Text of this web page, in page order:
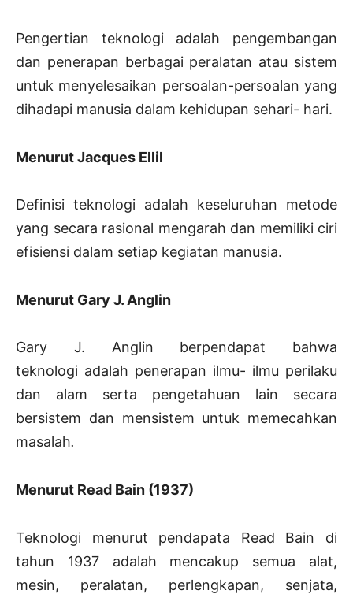
Pengertian teknologi adalah pengembangan
dan penerapan berbagai peralatan atau sistem
untuk menyelesaikan persoalan-persoalan yang
dihadapi manusia dalam kehidupan sehari- hari.
Menurut Jacques Ellil
Definisi teknologi adalah keseluruhan metode
yang secara rasional mengarah dan memiliki ciri
efisiensi dalam setiap kegiatan manusia.
Menurut Gary J. Anglin
Gary J. Anglin berpendapat bahwa
teknologi adalah penerapan ilmu- ilmu perilaku
dan alam serta pengetahuan lain secara
bersistem dan mensistem untuk memecahkan
masalah.
Menurut Read Bain (1937)
Teknologi menurut pendapata Read Bain di
tahun 1937 adalah mencakup semua alat,
mesin, peralatan, perlengkapan, senjata,